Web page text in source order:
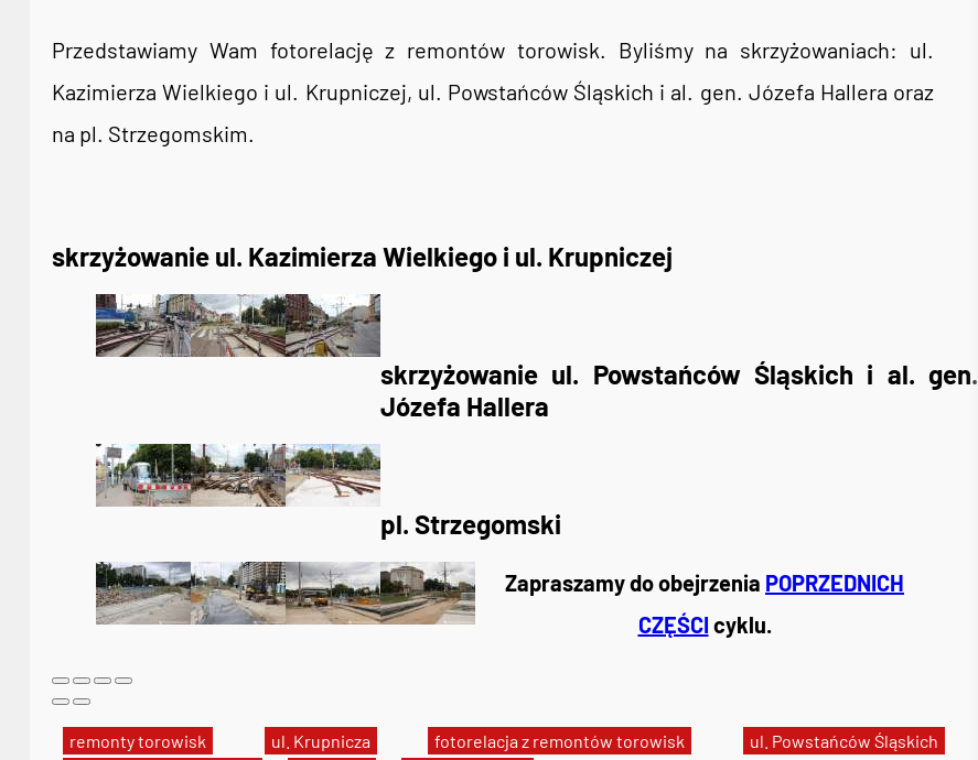
remonty torowisk ul. Krupnicza fotorelacja z remontów torowisk
ul. Powstańców Śląskich
Przedstawiamy Wam fotorelację z remontów torowisk. Byliśmy na skrzyżowaniach: ul.
Kazimierza Wielkiego i ul. Krupniczej, ul. Powstańców Śląskich i al. gen. Józefa Hallera oraz
na pl. Strzegomskim.
skrzyżowanie ul. Kazimierza Wielkiego i ul. Krupniczej
skrzyżowanie ul. Powstańców Śląskich i al. gen.
Józefa Hallera
pl. Strzegomski
Zapraszamy do obejrzenia POPRZEDNICH
CZĘŚCI cyklu.